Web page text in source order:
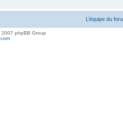
L’équipe du
phpBB Group